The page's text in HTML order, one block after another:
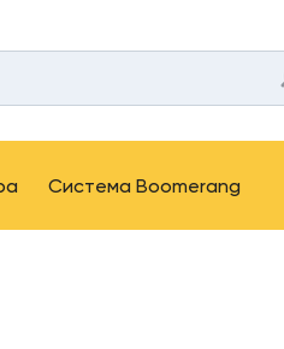
Система Boomerang